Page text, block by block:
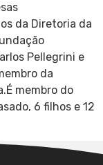
da Diretoria da
Pellegrini e
da
membro do
6 filhos e 12